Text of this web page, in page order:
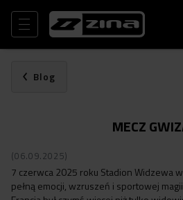
Blog
MECZ
(06.09.2025)
7 czerwca 2025 roku Stadion Widzewa
pełną emocji, wzruszeń i sportowej